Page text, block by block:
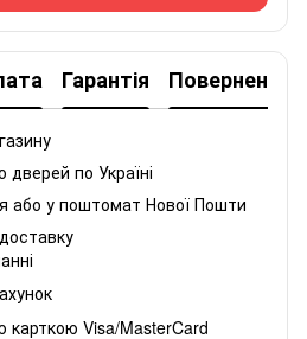
Гарантія Повернення
по Україні
або у поштомат Нової Пошти
карткою Visa/MasterCard